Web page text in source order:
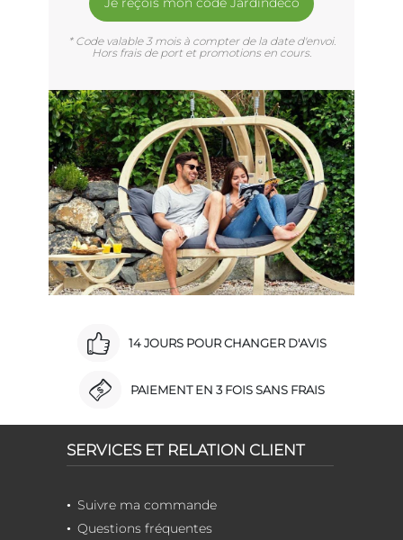
* Code valable 3 mois à compter de la date d'envoi.
Hors frais de port et promotions en cours.
14 JOURS POUR CHANGER D'AVIS
PAIEMENT EN 3 FOIS SANS FRAIS
SERVICES ET RELATION CLIENT
Suivre ma commande
Questions fréquentes